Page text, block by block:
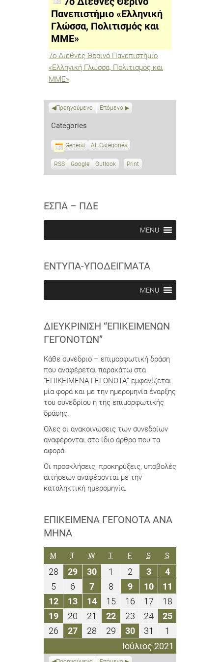
«Ελληνική
Γλώσσα,
Πολιτισμός
και
ΜΜΕ»
Πανεπιστήμιο «Ελληνική
Γλώσσα, Πολιτισμός και
ΜΜΕ»
7ο Διεθνές Θερινό Πανεπιστήμιο
«Ελληνική Γλώσσα, Πολιτισμός και
ΜΜΕ»
Προηγούμενο Επόμενο
Categories
General All Categories
RSS
S
r
Google
S
r
Outlook Print
ΕΣΠΑ – ΠΔΕ
MENU
ΕΝΤΥΠΑ-ΥΠΟΔΕΙΓΜΑΤΑ
MENU
ΔΙΕΥΚΡΊΝΙΣΗ “ΕΠΙΚΕΊΜΕΝΩΝ
ΓΕΓΟΝΌΤΩΝ”
Κάθε συνέδριο – επιμορφωτική δράση
που αναφέρεται παρακάτω στα
“ΕΠΙΚΕΙΜΕΝΑ ΓΕΓΟΝΟΤΑ” εμφανίζεται
μία φορά και με την ημερομηνία έναρξης
του συνεδρίου ή της επιμορφωτικής
δράσης.
Όλες οι ανακοινώσεις των συνεδρίων
αναφέρονται στο ίδιο άρθρο που τα
αφορά.
Οι προσκλήσεις, προκηρύξεις, υποβολές
αιτήσεων αναφέρονται με την
καταληκτική ημερομηνία.
ΕΠΙΚΕΊΜΕΝΑ ΓΕΓΟΝΌΤΑ ΑΝΆ
ΜΉΝΑ
Ιούλιος 2021
M ΔΕΥΤΈΡΑ
TΤΡΊΤΗ
WΤΕΤΆΡΤΗ
TΠΈΜΠΤΗ
FΠΑΡΑΣΚΕΥΉ
SΣΆΒΒΑΤΟ
SΚΥΡΙΑΚΉ
28
Ιουνίου
2021
2929
Ιουνίου
2021
3030
Ιουνίου
2021
1
Ιουλίου
2021
22
Ιουλίου
2021
33
Ιουλίου
2021
44
Ιουλίου
2021
55
Ιουλίου
2021
6
Ιουλίου
2021
77
Ιουλίου
2021
8
Ιουλίου
2021
99
Ιουλίου
2021
1010
Ιουλίου
2021
11
Ιουλίου
2021
1212
Ιουλίου
2021
1313
Ιουλίου
2021
1414
Ιουλίου
2021
1515
Ιουλίου
2021
1616
Ιουλίου
2021
1717
Ιουλίου
2021
1818
Ιουλίου
2021
1919
Ιουλίου
2021
20
Ιουλίου
2021
21
Ιουλίου
2021
2222
Ιουλίου
2021
2323
Ιουλίου
2021
2424
Ιουλίου
2021
2525
Ιουλίου
2021
26
Ιουλίου
2727
Ιουλίου
28
Ιουλίου
29
Ιουλίου
2021
3030
Ιουλίου
2021
31
Ιουλίου
2021
1
Αυγούστου
2021